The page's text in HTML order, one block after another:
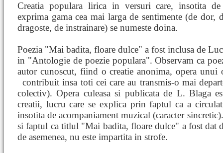
Creatia populara lirica in versuri care, insotita de
exprima gama cea mai larga de sentimente (de dor,
dragoste, de instrainare) se numeste doina.
Poezia "Mai badita, floare dulce" a fost inclusa de
in "Antologie de poezie populara". Observam ca
autor cunoscut, fiind o creatie anonima, opera
contribuit insa toti cei care au transmis-o mai
colectiv). Opera culeasa si publicata de L. Blaga
creatii, lucru care se explica prin faptul ca a
insotita de acompaniament muzical (caracter
si faptul ca titlul "Mai badita, floare dulce" a fost dat
de asemenea, nu este impartita in strofe.